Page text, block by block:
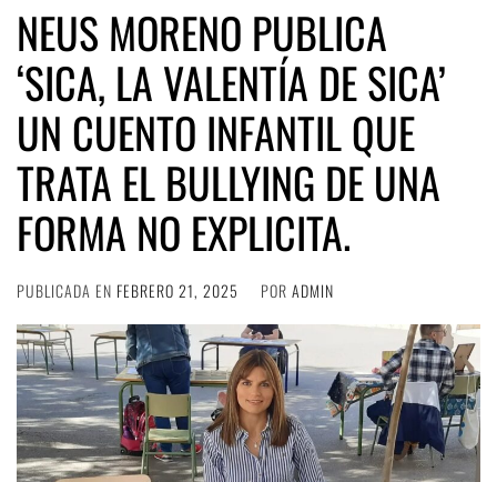
NEUS MORENO PUBLICA
‘SICA, LA VALENTÍA DE SICA’
UN CUENTO INFANTIL QUE
TRATA EL BULLYING DE UNA
FORMA NO EXPLICITA.
PUBLICADA EN FEBRERO 21, 2025 POR ADMIN